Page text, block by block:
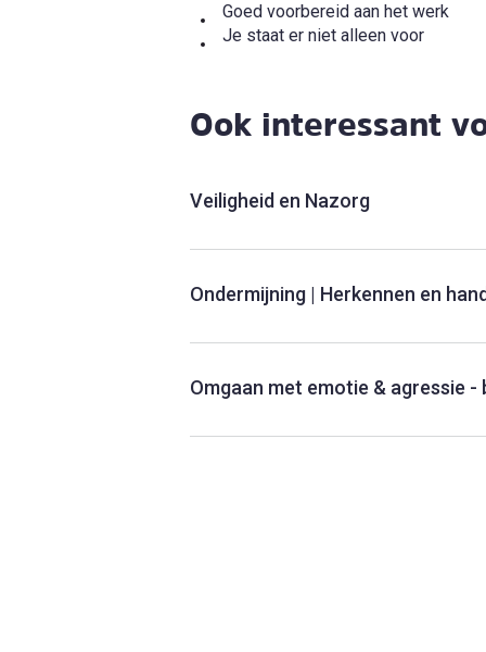
Goed voorbereid aan het werk
Je staat er niet alleen voor
Ook interessant
Veiligheid en Nazorg